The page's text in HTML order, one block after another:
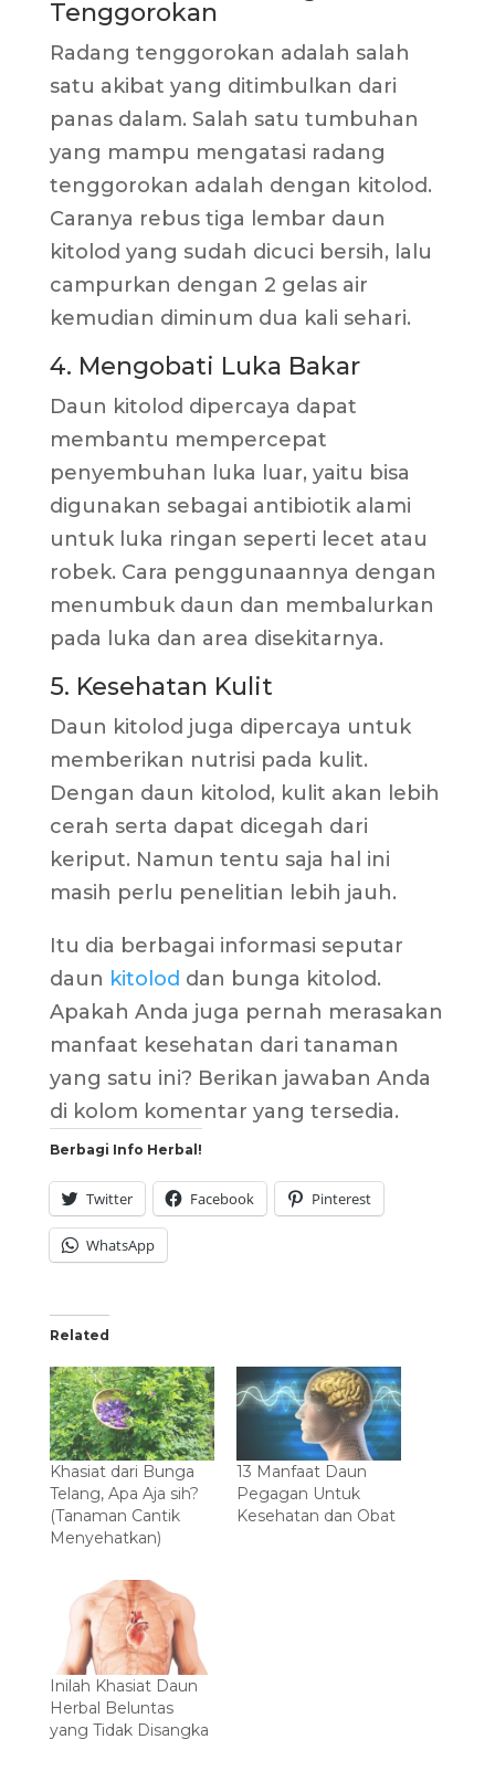
Tenggorokan
Radang tenggorokan adalah salah
satu akibat yang ditimbulkan dari
panas dalam. Salah satu tumbuhan
yang mampu mengatasi radang
tenggorokan adalah dengan kitolod.
Caranya rebus tiga lembar daun
kitolod yang sudah dicuci bersih, lalu
campurkan dengan 2 gelas air
kemudian diminum dua kali sehari.
4. Mengobati Luka Bakar
Daun kitolod dipercaya dapat
membantu mempercepat
penyembuhan luka luar, yaitu bisa
digunakan sebagai antibiotik alami
untuk luka ringan seperti lecet atau
robek. Cara penggunaannya dengan
menumbuk daun dan membalurkan
pada luka dan area disekitarnya.
5. Kesehatan Kulit
Daun kitolod juga dipercaya untuk
memberikan nutrisi pada kulit.
Dengan daun kitolod, kulit akan lebih
cerah serta dapat dicegah dari
keriput. Namun tentu saja hal ini
masih perlu penelitian lebih jauh.
Itu dia berbagai informasi seputar
daun kitolod dan bunga kitolod.
Apakah Anda juga pernah merasakan
manfaat kesehatan dari tanaman
yang satu ini? Berikan jawaban Anda
di kolom komentar yang tersedia.
Berbagi Info Herbal!
Twitter Facebook Pinterest
WhatsApp
Related
Khasiat dari Bunga
Telang, Apa Aja sih?
(Tanaman Cantik
Menyehatkan)
13 Manfaat Daun
Pegagan Untuk
Kesehatan dan Obat
Inilah Khasiat Daun
Herbal Beluntas
yang Tidak Disangka